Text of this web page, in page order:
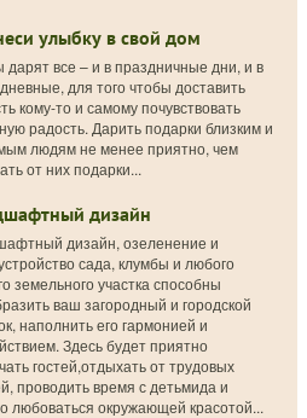
улыбку в свой дом
дарят все – и в праздничные дни, и в
для того чтобы доставить
кому-то и самому почувствовать
радость. Дарить подарки близким и
людям не менее приятно, чем
от них подарки...
дизайн
дизайн, озеленение и
сада, клумбы и любого
земельного участка способны
ваш загородный и городской
наполнить его гармонией и
Здесь будет приятно
гостей,отдыхать от трудовых
проводить время с детьмида и
любоваться окружающей красотой...